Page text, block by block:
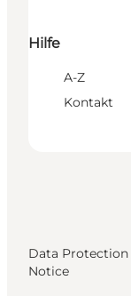
Hilfe
A-Z
Kontakt
Data Protection
Notice